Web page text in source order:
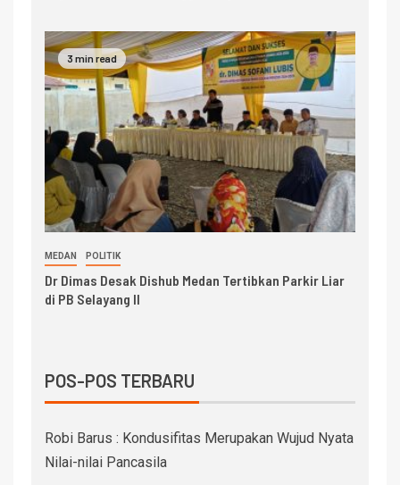
3 min read
MEDAN POLITIK
Dr Dimas Desak Dishub Medan Tertibkan Parkir Liar
di PB Selayang II
POS-POS TERBARU
Robi Barus : Kondusifitas Merupakan Wujud Nyata
Nilai-nilai Pancasila